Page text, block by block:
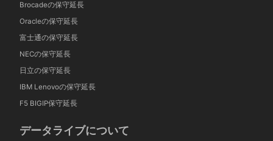
Brocadeの保守延長
Oracleの保守延長
富士通の保守延長
NECの保守延長
日立の保守延長
IBM Lenovoの保守延長
F5 BIGIP保守延長
データライブについて